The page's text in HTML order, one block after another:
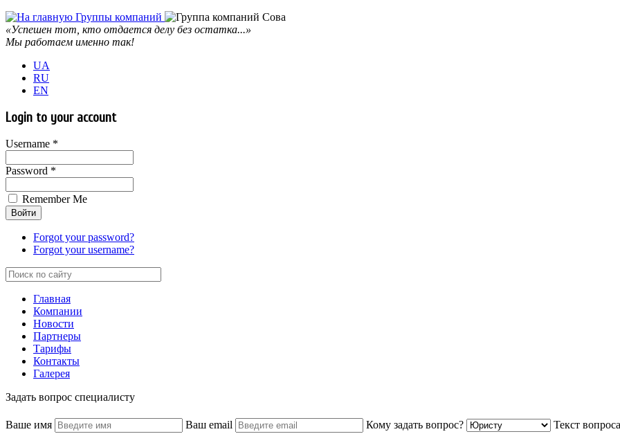
«Успешен тот, кто отдается делу без остатка...»
Мы работаем именно так!
UA
RU
EN
Login to your account
Username *
Password *
Remember Me
Forgot your password?
Forgot your username?
Главная
Компании
Новости
Партнеры
Тарифы
Контакты
Галерея
Задать вопрос специалисту
Ваше имя Ваш email Кому задать вопрос? Текст вопроса